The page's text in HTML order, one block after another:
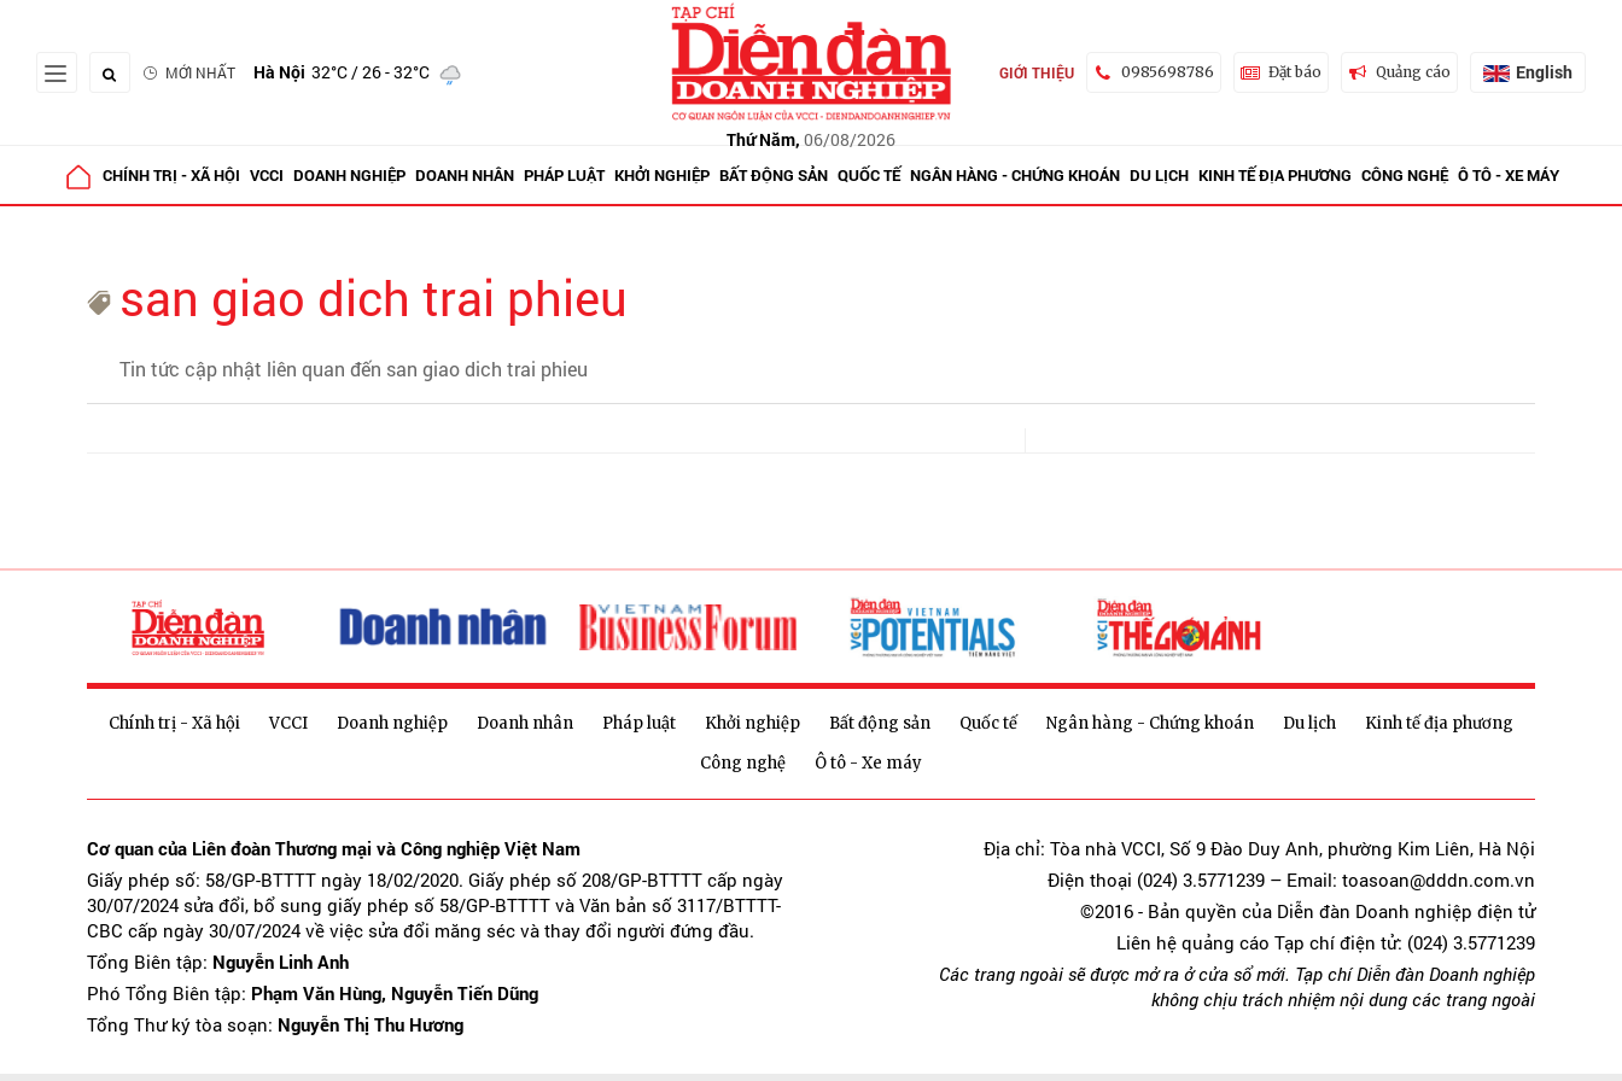
MỚI NHẤT Hà Nội 32°C/ 26 - 32°C
Thứ Năm, 06/08/2026
GIỚI THIỆU 0985698786 Đặt báo Quảng cáo English
CHÍNH TRỊ - XÃ HỘI VCCI DOANH NGHIỆP DOANH NHÂN PHÁP LUẬT KHỞI NGHIỆP BẤT ĐỘNG SẢN QUỐC TẾ NGÂN HÀNG - CHỨNG KHOÁN DU LỊCH KINH TẾ ĐỊA PHƯƠNG CÔNG NGHỆ Ô TÔ - XE MÁY
san giao dich trai phieu
Tin tức cập nhật liên quan đến san giao dich trai phieu
Chính trị - Xã hội VCCI Doanh nghiệp Doanh nhân Pháp luật Khởi nghiệp Bất động sản Quốc tế Ngân hàng - Chứng khoán Du lịch
Kinh tế địa phương
Công nghệ
Ô tô - Xe máy
Cơ quan của Liên đoàn Thương mại và Công nghiệp Việt Nam
Giấy phép số: 58/GP-BTTTT ngày 18/02/2020. Giấy phép số 208/GP-BTTTT cấp ngày
30/07/2024 sửa đổi, bổ sung giấy phép số 58/GP-BTTTT và Văn bản số 3117/BTTTT-
CBC cấp ngày 30/07/2024 về việc sửa đổi măng séc và thay đổi người đứng đầu.
Tổng Biên tập: Nguyễn Linh Anh
Phó Tổng Biên tập: Phạm Văn Hùng, Nguyễn Tiến Dũng
Tổng Thư ký tòa soạn: Nguyễn Thị Thu Hương
Địa chỉ: Tòa nhà VCCI, Số 9 Đào Duy Anh, phường Kim Liên, Hà Nội
Điện thoại (024) 3.5771239 – Email: toasoan@dddn.com.vn
©2016 - Bản quyền của Diễn đàn Doanh nghiệp điện tử
Liên hệ quảng cáo Tạp chí điện tử: (024) 3.5771239
Các trang ngoài sẽ được mở ra ở cửa sổ mới. Tạp chí Diễn đàn Doanh nghiệp
không chịu trách nhiệm nội dung các trang ngoài